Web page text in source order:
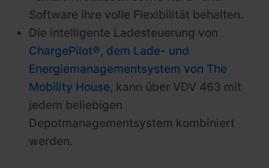
Software ihre volle Flexibilität behalten.
Die intelligente Ladesteuerung von
ChargePilot®, dem Lade- und
Energiemanagementsystem von The
Mobility House, kann über VDV 463 mit
jedem beliebigen
Depotmanagementsystem kombiniert
werden.